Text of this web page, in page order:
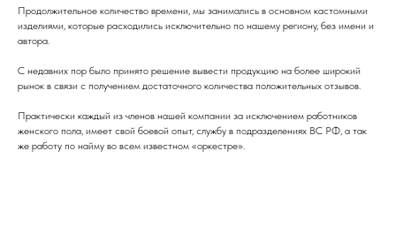
Продолжительное количество времени, мы занимались в основном кастомными
изделиями, которые расходились исключительно по нашему региону, без имени и
автора.
С недавних пор было принято решение вывести продукцию на более широкий
рынок в связи с получением достаточного количества положительных отзывов.
Практически каждый из членов нашей компании за исключением работников
женского пола, имеет свой боевой опыт, службу в подразделениях ВС РФ, а так
же работу по найму во всем известном «оркестре».